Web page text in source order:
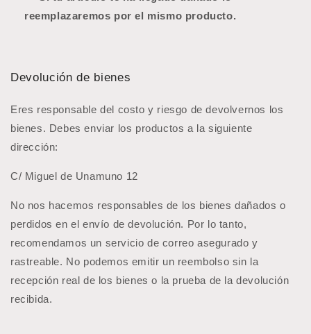
reemplazaremos por el mismo producto.
Devolución de bienes
Eres responsable del costo y riesgo de devolvernos los
bienes. Debes enviar los productos a la siguiente
dirección:
C/ Miguel de Unamuno 12
No nos hacemos responsables de los bienes dañados o
perdidos en el envío de devolución. Por lo tanto,
recomendamos un servicio de correo asegurado y
rastreable. No podemos emitir un reembolso sin la
recepción real de los bienes o la prueba de la devolución
recibida.